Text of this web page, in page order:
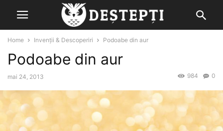
Home Invenții & Descoperiri Podoabe din aur
Podoabe din aur
mai 24, 2013 0
984